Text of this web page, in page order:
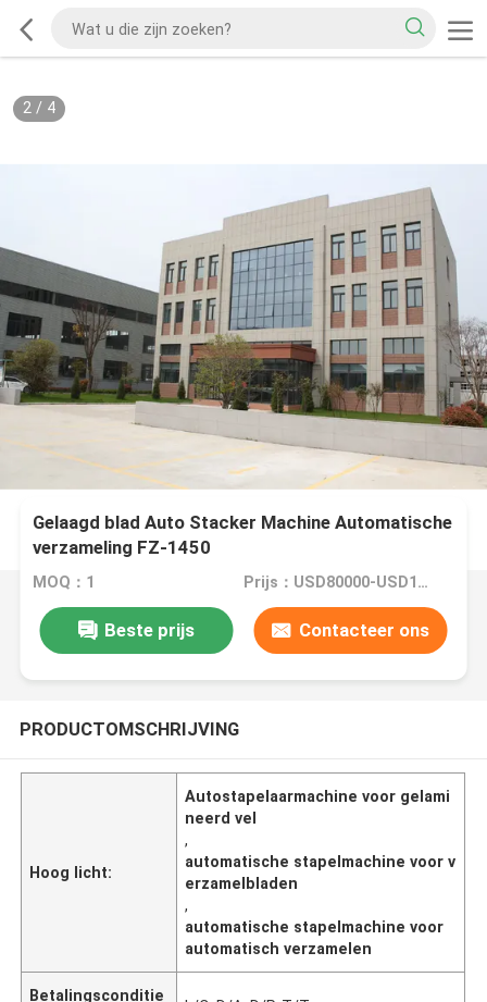
2/ 4
Gelaagd blad Auto Stacker Machine Automatische
verzameling FZ-1450
MOQ：1 Prijs：USD80000-USD150000
Beste prijs Contacteer ons
PRODUCTOMSCHRIJVING
Hoog licht:
Autostapelaarmachine voor gelami
neerd vel
,
automatische stapelmachine voor v
erzamelbladen
,
automatische stapelmachine voor
automatisch verzamelen
Betalingsconditie